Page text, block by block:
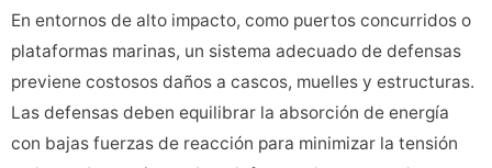
En entornos de alto impacto, como puertos concurridos o
plataformas marinas, un sistema adecuado de defensas
previene costosos daños a cascos, muelles y estructuras.
Las defensas deben equilibrar la absorción de energía
con bajas fuerzas de reacción para minimizar la tensión